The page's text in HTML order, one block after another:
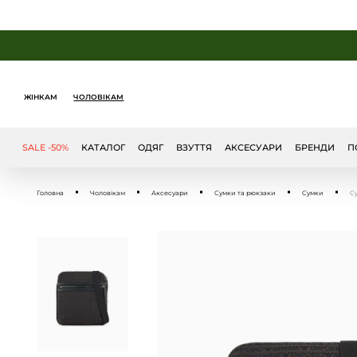
ЖІНКАМ ЧОЛОВІКАМ
SALE -50% БРЕНДИ
КАТАЛОГ ОДЯГ ВЗУТТЯ АКСЕСУАРИ
Головна Чоловікам Аксесуари Сумки та рюкзаки Сумки